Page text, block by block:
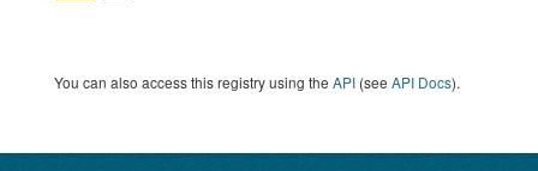
You can also access this registry using the API (see API Docs).